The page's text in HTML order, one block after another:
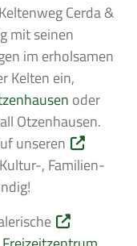
Cerda &
mit seinen
im erholsamen
Kelten ein,
oder
Otzenhausen.
unseren
, Familien-